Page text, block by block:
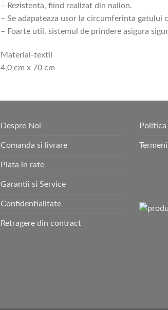
– Rezistenta, fiind realizat din nailon.
– Se adapateaza usor la circumferinta gatului
– Foarte util, sistemul de prindere asigura
Material-textil
4,0 cm x 70 cm
Despre Noi
Comanda si livrare
Plata in rate
Garantii si Service
Confidentialitate
Retragere din contract